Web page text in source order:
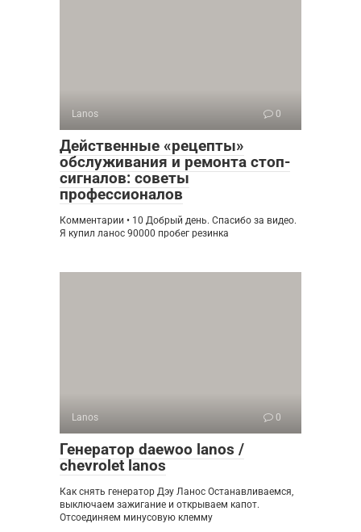
Lanos 0
Действенные «рецепты»
обслуживания и ремонта стоп-
сигналов: советы
профессионалов
Комментарии • 10 Добрый день. Спасибо за видео.
Я купил ланос 90000 пробег резинка
Lanos 0
Генератор daewoo lanos /
chevrolet lanos
Как снять генератор Дэу Ланос Останавливаемся,
выключаем зажигание и открываем капот.
Отсоединяем минусовую клемму